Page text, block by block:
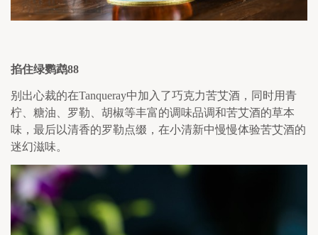
掐住绿鹦鹉88
别出心裁的在Tanqueray中加入了巧克力苦艾酒，同时用青
柠、糖油、罗勒、胡椒等丰富的调味品调和苦艾酒的草本
味，最后以清香的罗勒点缀，在小清新中慢慢体验苦艾酒的
迷幻滋味。